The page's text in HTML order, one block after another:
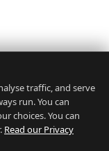
traffic, and serve
run. You can
choices. You can
Read our Privacy